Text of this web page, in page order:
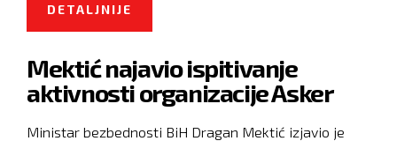
DETALJNIJE
MAKEDONIJE
Mektić najavio ispitivanje
aktivnosti organizacije Asker
Ministar bezbednosti BiH Dragan Mektić izjavio je